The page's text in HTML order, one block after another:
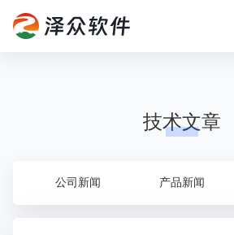
技术文章
公司新闻 产品新闻